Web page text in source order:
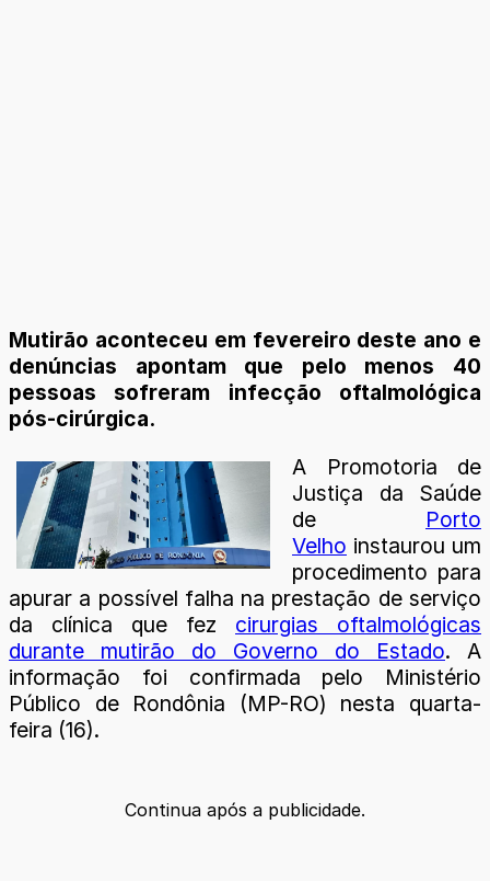
Mutirão aconteceu em fevereiro deste ano e
denúncias apontam que pelo menos 40
pessoas sofreram infecção oftalmológica
pós-cirúrgica.
A Promotoria de
Justiça da Saúde
de Porto
Velho instaurou um
procedimento para
apurar a possível falha na prestação de serviço
da clínica que fez cirurgias oftalmológicas
durante mutirão do Governo do Estado. A
informação foi confirmada pelo Ministério
Público de Rondônia (MP-RO) nesta quarta-
feira (16).
Continua após a publicidade.